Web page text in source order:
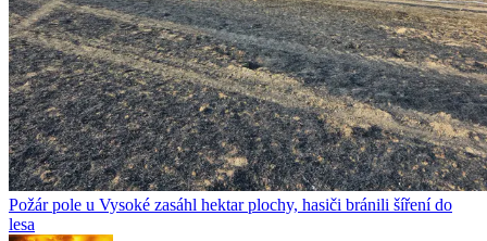
Požár pole u Vysoké zasáhl hektar plochy, hasiči bránili šíření do
lesa